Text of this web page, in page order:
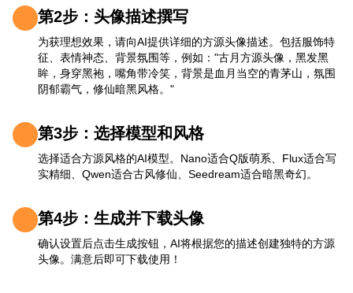
第2步：头像描述撰写
为获理想效果，请向AI提供详细的方源头像描述。包括服饰特
征、表情神态、背景氛围等，例如："古月方源头像，黑发黑
眸，身穿黑袍，嘴角带冷笑，背景是血月当空的青茅山，氛围
阴郁霸气，修仙暗黑风格。"
第3步：选择模型和风格
选择适合方源风格的AI模型。Nano适合Q版萌系、Flux适合写
实精细、Qwen适合古风修仙、Seedream适合暗黑奇幻。
第4步：生成并下载头像
确认设置后点击生成按钮，AI将根据您的描述创建独特的方源
头像。满意后即可下载使用！